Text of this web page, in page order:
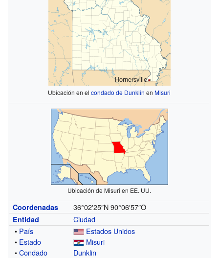
Hornersville
Ubicación en elcondado de Dunklin enMisuri
Ubicación de Misuri en EE. UU.
Coordenadas 36°02′25″N 90°06′57″O
Entidad
Ciudad
• País
Estados Unidos
• Estado
Misuri
•Condado Dunklin